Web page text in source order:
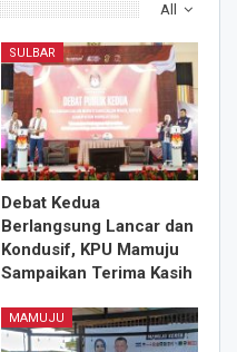
All
SULBAR
Debat Kedua
Berlangsung Lancar dan
Kondusif, KPU Mamuju
Sampaikan Terima Kasih
MAMUJU